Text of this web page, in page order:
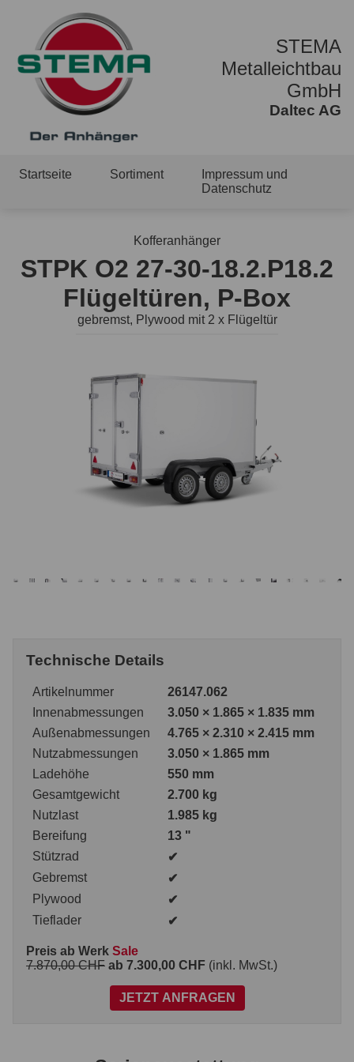
STEMA
Metalleichtbau
GmbH
Daltec AG
Startseite Sortiment
Impressum und
Datenschutz
Kofferanhänger
STPK O2 27-30-18.2.P18.2
Flügeltüren, P-Box
gebremst, Plywood mit 2 x Flügeltür
Technische Details
Artikelnummer
26147.062
Innenabmessungen
3.050 × 1.865 × 1.835 mm
Außenabmessungen
4.765 × 2.310 × 2.415 mm
Nutzabmessungen
3.050 × 1.865 mm
Ladehöhe
550 mm
Gesamtgewicht
2.700 kg
Nutzlast
1.985 kg
Bereifung
13 "
Stützrad
✔
Gebremst
✔
Plywood
✔
Tieflader
✔
Preis ab Werk Sale
7.870,00 CHF ab 7.300,00 CHF (inkl. MwSt.)
JETZT ANFRAGEN